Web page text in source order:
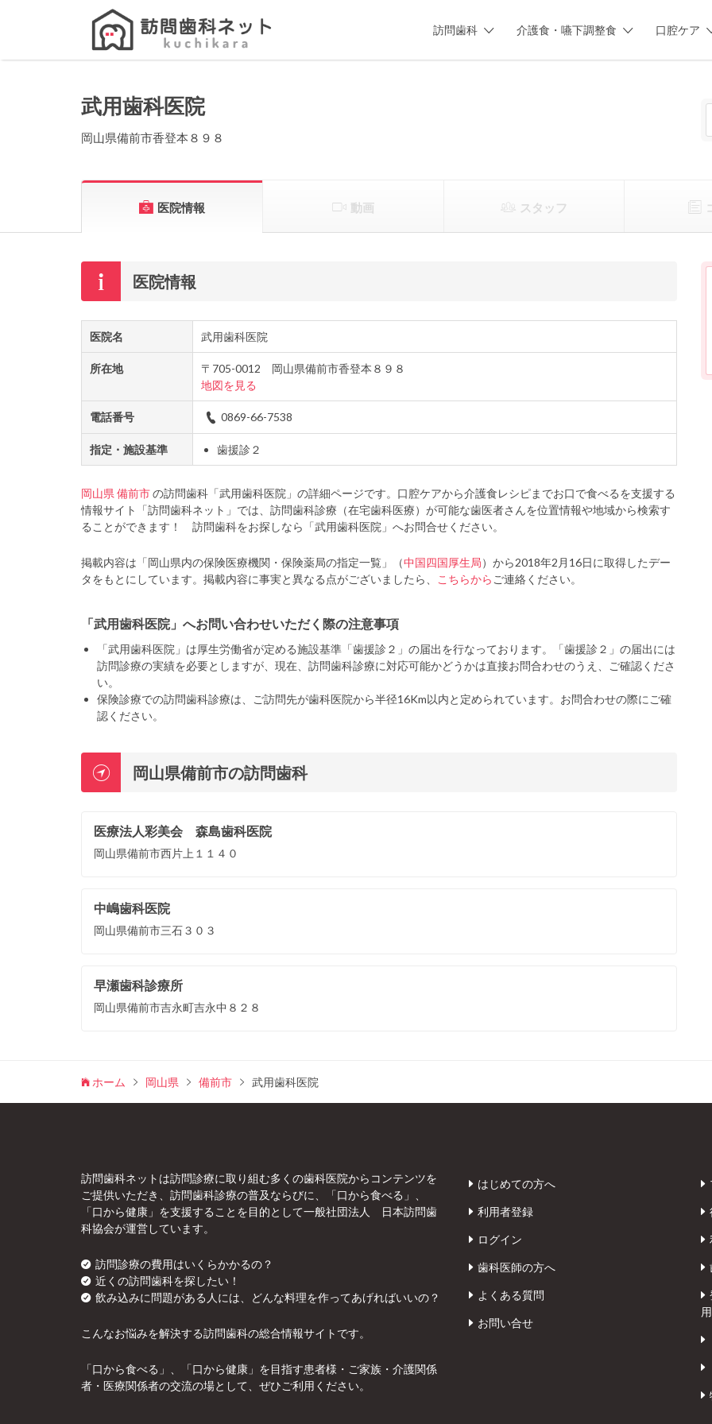
訪問歯科 介護食・嚥下調整食 口腔ケア
Search
武用歯科医院
岡山県備前市香登本８９８
医院情報 動画 スタッフ
医院情報
医院名 武用歯科医院
所在地
〒705-0012 岡山県備前市香登本８９８
地図を見る
電話番号 0869-66-7538
指定・施設基準 歯援診２
岡山県 備前市の訪問歯科「武用歯科医院」の詳細ページです。口腔ケアから介護食レシピまでお口で食べるを支援する
情報サイト「訪問歯科ネット」では、訪問歯科診療（在宅歯科医療）が可能な歯医者さんを位置情報や地域から検索す
ることができます！ 訪問歯科をお探しなら「武用歯科医院」へお問合せください。
掲載内容は「岡山県内の保険医療機関・保険薬局の指定一覧」（中国四国厚生局）から2018年2月16日に取得したデー
タをもとにしています。掲載内容に事実と異なる点がございましたら、
こちらから ご連絡ください。
「武用歯科医院」へお問い合わせいただく際の注意事項
「武用歯科医院」は厚生労働省が定める施設基準「歯援診２」の届出を行なっております。「歯援診２」の届出には
訪問診療の実績を必要としますが、現在、訪問歯科診療に対応可能かどうかは直接お問合わせのうえ、ご確認くださ
い。
保険診療での訪問歯科診療は、ご訪問先が歯科医院から半径16Km以内と定められています。お問合わせの際にご確
認ください。
岡山県備前市の訪問歯科
医療法人彩美会 森島歯科医院
岡山県備前市西片上１１４０
中嶋歯科医院
岡山県備前市三石３０３
早瀬歯科診療所
岡山県備前市吉永町吉永中８２８
ホーム 岡山県 備前市 武用歯科医院
訪問歯科ネットは訪問診療に取り組む多くの歯科医院からコンテンツを
ご提供いただき、訪問歯科診療の普及ならびに、「口から食べる」、
「口から健康」を支援することを目的として一般社団法人 日本訪問歯
科協会が運営しています。
訪問診療の費用はいくらかかるの？
近くの訪問歯科を探したい！
飲み込みに問題がある人には、どんな料理を作ってあげればいいの？
こんなお悩みを解決する訪問歯科の総合情報サイトです。
「口から食べる」、「口から健康」を目指す患者様・ご家族・介護関係
者・医療関係者の交流の場として、ぜひご利用ください。
はじめての方へ
利用者登録
ログイン
歯科医師の方へ
よくある質問
お問い合せ